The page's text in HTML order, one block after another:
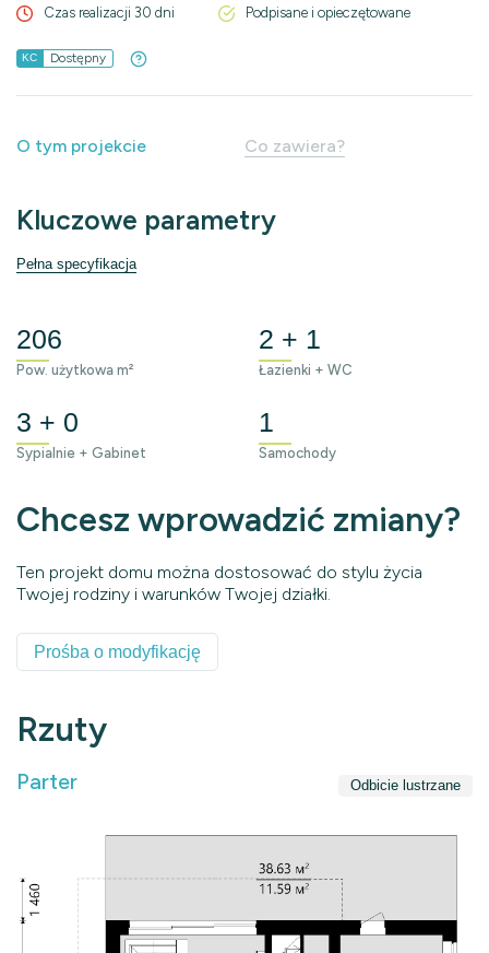
Czas realizacji 30 dni Podpisane i opieczętowane
KC Dostępny
O tym projekcie Co zawiera?
Kluczowe parametry
Pełna specyfikacja
206
Pow. użytkowa m²
2 + 1
Łazienki + WC
3 + 0
Sypialnie + Gabinet
1
Samochody
Chcesz wprowadzić zmiany?
Ten projekt domu można dostosować do stylu życia
Twojej rodziny i warunków Twojej działki.
Prośba o modyfikację
Rzuty
Parter Odbicie lustrzane